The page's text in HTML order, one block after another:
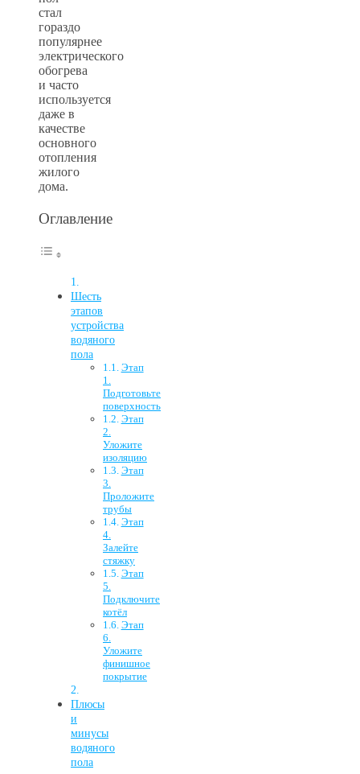
стал
гораздо
популярнее
электрического
обогрева
и часто
используется
даже в
качестве
основного
отопления
жилого
дома.
Оглавление
Шесть
этапов
устройства
водяного
пола
Этап
1.
Подготовьте
поверхность
Этап
2.
Уложите
изоляцию
Этап
3.
Проложите
трубы
Этап
4.
Залейте
стяжку
Этап
5.
Подключите
котёл
Этап
6.
Уложите
финишное
покрытие
Плюсы
и
минусы
водяного
пола